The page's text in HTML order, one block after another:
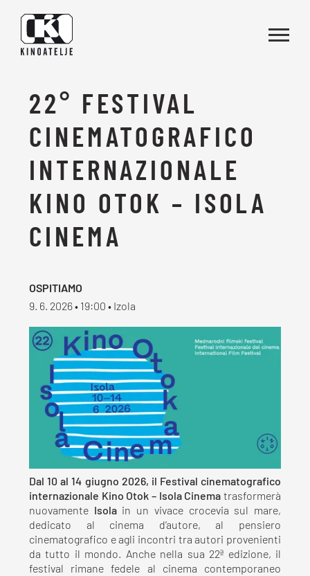
22° FESTIVAL
CINEMATOGRAFICO
INTERNAZIONALE
KINO OTOK – ISOLA
CINEMA
OSPITIAMO
9. 6. 2026 • 19:00 • Izola
Dal 10 al 14 giugno 2026, il Festival cinematografico
internazionale Kino Otok – Isola Cinema trasformerà
nuovamente
Isolain un vivace crocevia sul mare,
dedicato al cinema d’autore, al pensiero
cinematografico e agli incontri tra autori provenienti
da tutto il mondo. Anche nella sua 22ª edizione, il
festival rimane fedele al cinema contemporaneo